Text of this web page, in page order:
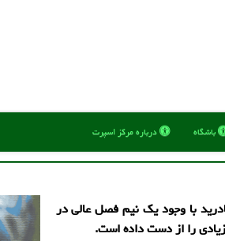
باشگاه درباره مركز اسپرت
با وجود یک نیم فصل عالی در
را از دست داده است.